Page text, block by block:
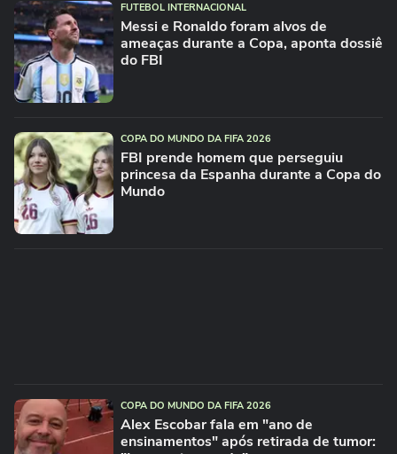
FUTEBOL INTERNACIONAL
Messi e Ronaldo foram alvos de
ameaças durante a Copa, aponta dossiê
do FBI
COPA DO MUNDO DA FIFA 2026
FBI prende homem que perseguiu
princesa da Espanha durante a Copa do
Mundo
COPA DO MUNDO DA FIFA 2026
Alex Escobar fala em "ano de
ensinamentos" após retirada de tumor: